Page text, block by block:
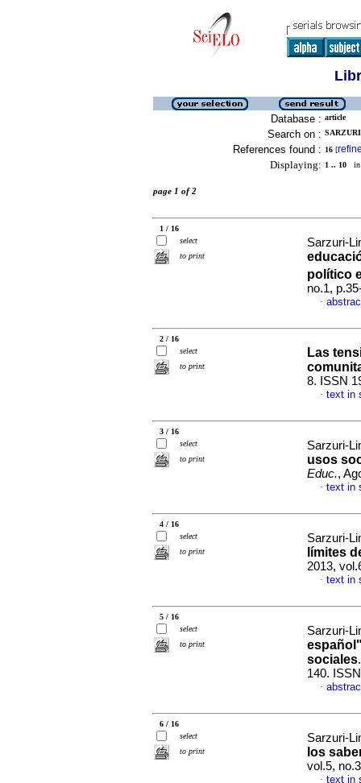
Database : article
Search on :
References found : 16 [
Displaying: 1 .. 10 in
page 1 of 2
1 / 16
select
to print
Sarzuri-
político
no.1,
·
2 / 16
select
to print
Las
8. ISSN
· text in
3 / 16
select
to print
Sarzuri-
usos
Educ.,
· text in
4 / 16
select
to print
Sarzuri-
límites
2013,
· text in
5 / 16
select
to print
Sarzuri-
sociales
140.
·
6 / 16
select
to print
Sarzuri-
los
vol.5,
· text in